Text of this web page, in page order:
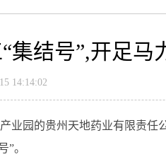
集结号”,开足马
14:14:02
业园的贵州天地药业有限责任
”。